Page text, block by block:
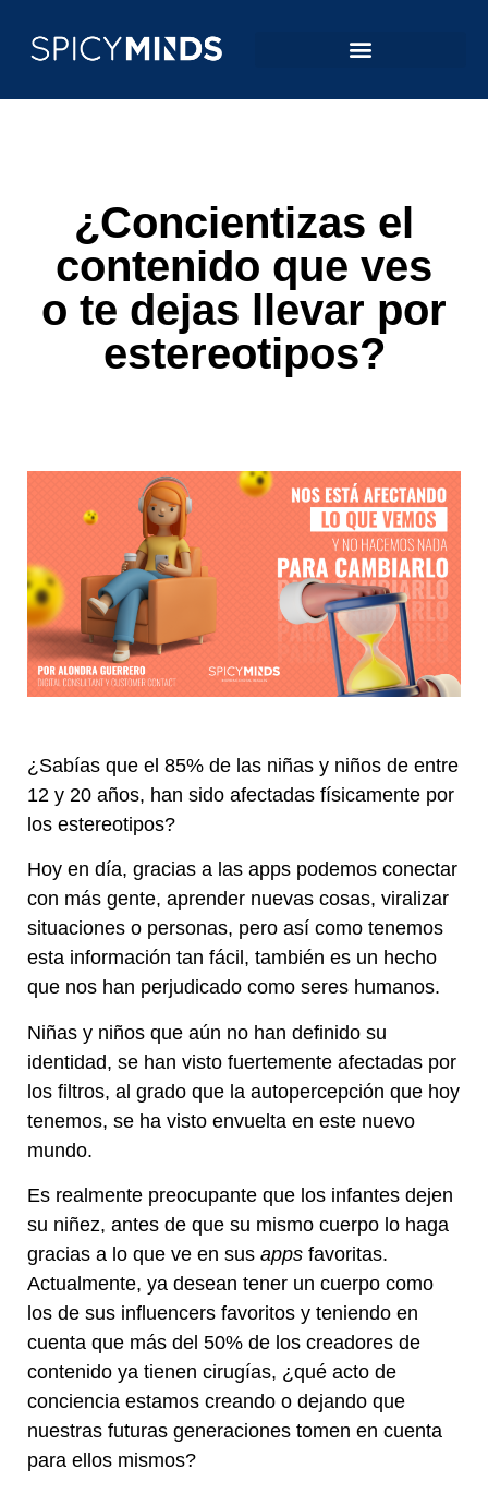
¿Concientizas el
contenido que ves
o te dejas llevar por
estereotipos?
¿Sabías que el 85% de las niñas y niños de entre
12 y 20 años, han sido afectadas físicamente por
los estereotipos?
Hoy en día, gracias a las apps podemos conectar
con más gente, aprender nuevas cosas, viralizar
situaciones o personas, pero así como tenemos
esta información tan fácil, también es un hecho
que nos han perjudicado como seres humanos.
Niñas y niños que aún no han definido su
identidad, se han visto fuertemente afectadas por
los filtros, al grado que la autopercepción que hoy
tenemos, se ha visto envuelta en este nuevo
mundo.
Es realmente preocupante que los infantes dejen
su niñez, antes de que su mismo cuerpo lo haga
gracias a lo que ve en sus apps favoritas.
Actualmente, ya desean tener un cuerpo como
los de sus influencers favoritos y teniendo en
cuenta que más del 50% de los creadores de
contenido ya tienen cirugías, ¿qué acto de
conciencia estamos creando o dejando que
nuestras futuras generaciones tomen en cuenta
para ellos mismos?